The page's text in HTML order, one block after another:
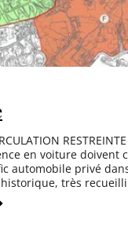
en voiture doivent
automobile privé
très